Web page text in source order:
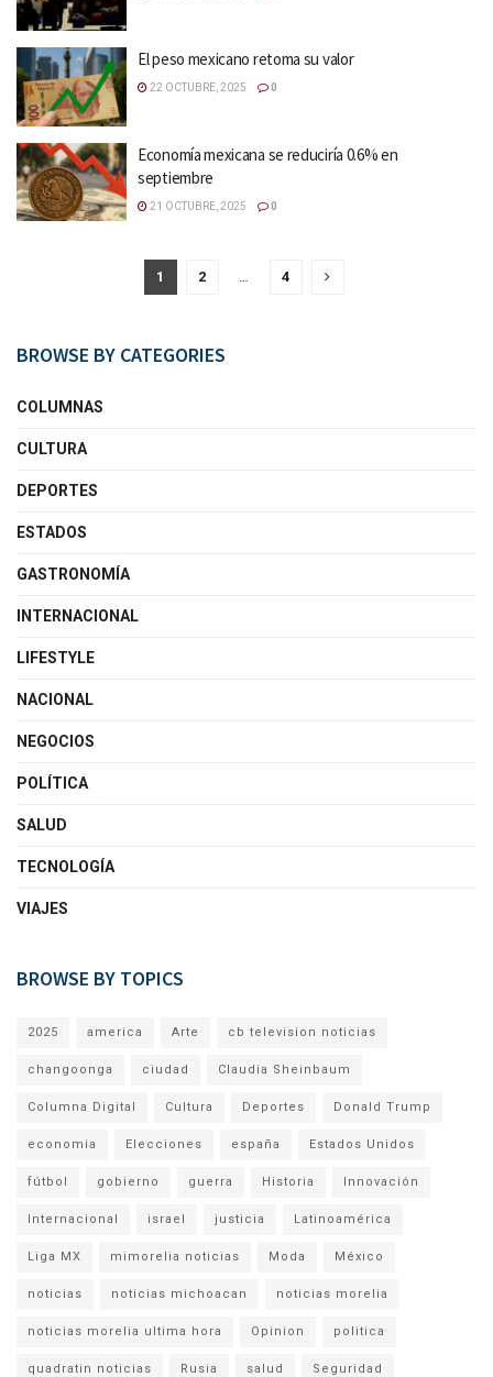
El peso mexicano retoma su valor
22 OCTUBRE, 2025 0
Economía mexicana se reduciría 0.6% en
septiembre
21 OCTUBRE, 2025 0
1 2 … 4
BROWSE BY CATEGORIES
COLUMNAS
CULTURA
DEPORTES
ESTADOS
GASTRONOMÍA
INTERNACIONAL
LIFESTYLE
NACIONAL
NEGOCIOS
POLÍTICA
SALUD
TECNOLOGÍA
VIAJES
BROWSE BY TOPICS
2025 america Arte cb television noticias
changoonga ciudad Claudia Sheinbaum
Columna Digital Cultura Deportes Donald Trump
economia Elecciones españa Estados Unidos
fútbol gobierno guerra Historia Innovación
Internacional israel justicia Latinoamérica
Liga MX mimorelia noticias Moda México
noticias noticias michoacan noticias morelia
noticias morelia ultima hora Opinion politica
quadratin noticias Rusia salud Seguridad